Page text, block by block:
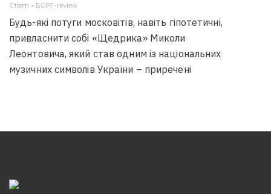
Статті • БОРГ-review
Будь-які потуги московітів, навіть гіпотетичні,
привласнити собі «Щедрика» Миколи
Леонтовича, який став одним із національних
музичних символів України – приречені